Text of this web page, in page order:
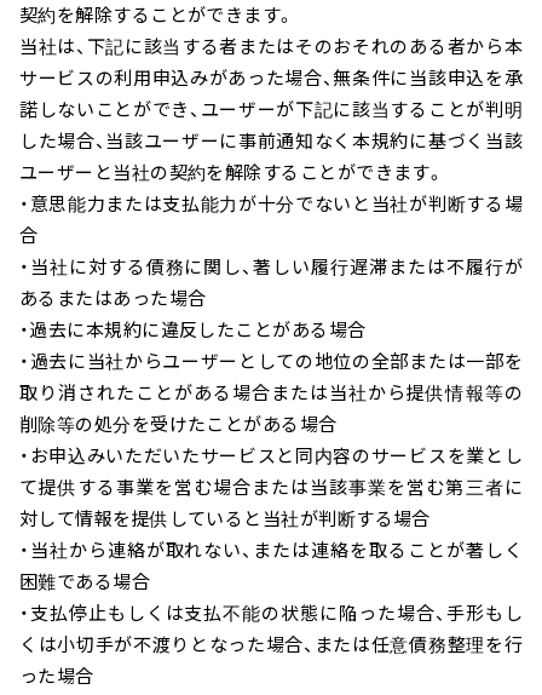
契約を解除することができます。
当社は、下記に該当する者またはそのおそれのある者から本
サービスの利用申込みがあった場合、無条件に当該申込を承
諾しないことができ、ユーザーが下記に該当することが判明
した場合、当該ユーザーに事前通知なく本規約に基づく当該
ユーザーと当社の契約を解除することができます。
・意思能力または支払能力が十分でないと当社が判断する場
合
・当社に対する債務に関し、著しい履行遅滞または不履行が
あるまたはあった場合
・過去に本規約に違反したことがある場合
・過去に当社からユーザーとしての地位の全部または一部を
取り消されたことがある場合または当社から提供情報等の
削除等の処分を受けたことがある場合
・お申込みいただいたサービスと同内容のサービスを業とし
て提供する事業を営む場合または当該事業を営む第三者に
対して情報を提供していると当社が判断する場合
・当社から連絡が取れない、または連絡を取ることが著しく
困難である場合
・支払停止もしくは支払不能の状態に陥った場合、手形もし
くは小切手が不渡りとなった場合、または任意債務整理を行
った場合